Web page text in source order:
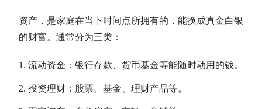
资产，是家庭在当下时间点所拥有的，能换成真金白银
的财富。通常分为三类：
流动资金：银行存款、货币基金等能随时动用的钱。
投资理财：股票、基金、理财产品等。